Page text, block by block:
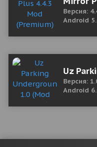
Версия:
Android
Uz
Версия:
Android